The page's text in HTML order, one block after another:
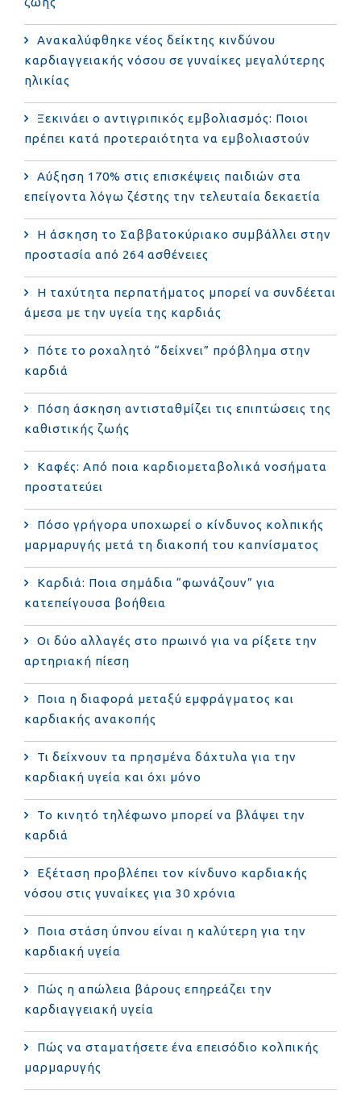
Ανακαλύφθηκε νέος δείκτης κινδύνου
καρδιαγγειακής νόσου σε γυναίκες μεγαλύτερης
ηλικίας
Ξεκινάει ο αντιγριπικός εμβολιασμός: Ποιοι
πρέπει κατά προτεραιότητα να εμβολιαστούν
Αύξηση 170% στις επισκέψεις παιδιών στα
επείγοντα λόγω ζέστης την τελευταία δεκαετία
Η άσκηση το Σαββατοκύριακο συμβάλλει στην
προστασία από 264 ασθένειες
Η ταχύτητα περπατήματος μπορεί να συνδέεται
άμεσα με την υγεία της καρδιάς
Πότε το ροχαλητό “δείχνει” πρόβλημα στην
καρδιά
Πόση άσκηση αντισταθμίζει τις επιπτώσεις της
καθιστικής ζωής
Καφές: Από ποια καρδιομεταβολικά νοσήματα
προστατεύει
Πόσο γρήγορα υποχωρεί ο κίνδυνος κολπικής
μαρμαρυγής μετά τη διακοπή του καπνίσματος
Καρδιά: Ποια σημάδια “φωνάζουν” για
κατεπείγουσα βοήθεια
Οι δύο αλλαγές στο πρωινό για να ρίξετε την
αρτηριακή πίεση
Ποια η διαφορά μεταξύ εμφράγματος και
καρδιακής ανακοπής
Τι δείχνουν τα πρησμένα δάχτυλα για την
καρδιακή υγεία και όχι μόνο
Το κινητό τηλέφωνο μπορεί να βλάψει την
καρδιά
Eξέταση προβλέπει τον κίνδυνο καρδιακής
νόσου στις γυναίκες για 30 χρόνια
Ποια στάση ύπνου είναι η καλύτερη για την
καρδιακή υγεία
Πώς η απώλεια βάρους επηρεάζει την
καρδιαγγειακή υγεία
Πώς να σταματήσετε ένα επεισόδιο κολπικής
μαρμαρυγής